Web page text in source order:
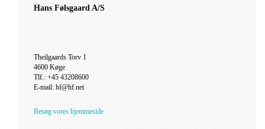
Hans Følsgaard A/S
Theilgaards Torv 1
4600 Køge
Tlf.: +45 43208600
E-mail: hf@hf.net
Besøg vores hjemmeside